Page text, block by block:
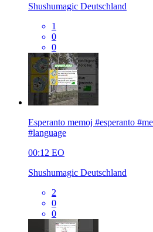
Shushumagic Deutschland
1
0
0
Esperanto memoj #esperanto
#language
00:12 EO
Shushumagic Deutschland
2
0
0